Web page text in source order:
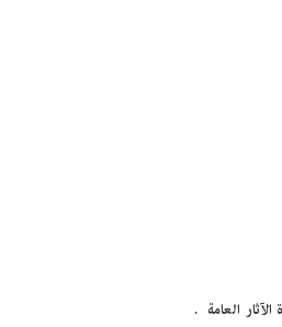
الآثار العامة .